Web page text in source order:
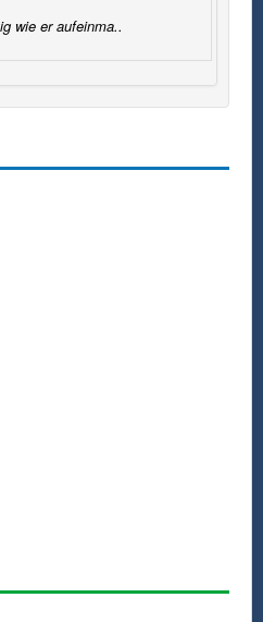
wie er aufeinma..